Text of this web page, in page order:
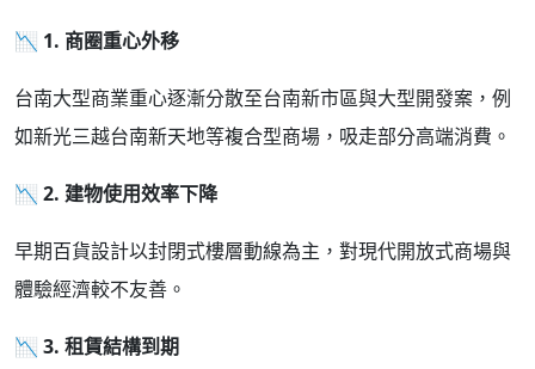
📉 1. 商圈重心外移
台南大型商業重心逐漸分散至台南新市區與大型開發案，例
如新光三越台南新天地等複合型商場，吸走部分高端消費。
📉 2. 建物使用效率下降
早期百貨設計以封閉式樓層動線為主，對現代開放式商場與
體驗經濟較不友善。
📉 3. 租賃結構到期